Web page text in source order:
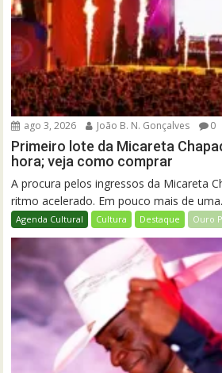
ago 3, 2026 João B. N. Gonçalves 0
Primeiro lote da Micareta
hora; veja como comprar
A procura pelos ingressos da Micareta
ritmo acelerado. Em pouco mais de
Agenda Cultural Cultura Destaque Ouro